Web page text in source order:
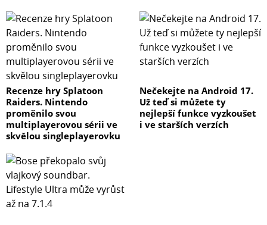
Recenze hry Splatoon
Raiders. Nintendo
proměnilo svou
multiplayerovou sérii ve
skvělou singleplayerovku
Nečekejte na Android 17.
Už teď si můžete ty
nejlepší funkce vyzkoušet
i ve starších verzích